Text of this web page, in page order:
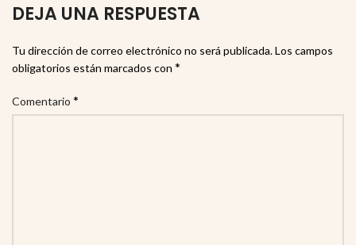
DEJA UNA RESPUESTA
Tu dirección de correo electrónico no será publicada.Los campos
obligatorios están marcados con *
Comentario *